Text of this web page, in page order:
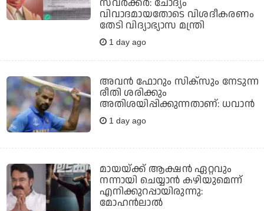
വിവാദമായതോടെ വിശദീകരണം
തേടി വിദ്യാഭ്യാസ മന്ത്രി
1 day ago
അവന്‍ ഫോറും സിക്സും നേടുന്ന
രീതി ശരിക്കും
അതിശയിപ്പിക്കുന്നതാണ്: ധവാന്‍
1 day ago
മായയ്ക്ക് ആക്ഷന്‍ ഏറ്റവും
നന്നായി ചെയ്യാന്‍ കഴിയുമെന്ന്
എനിക്കുറപ്പായിരുന്നു:
മോഹന്‍ലാല്‍